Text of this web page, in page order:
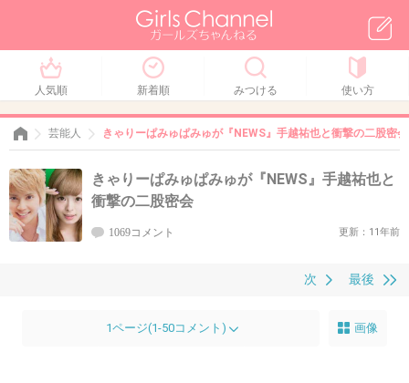
人気順 新着順 みつける 使い方
芸能人 きゃりーぱみゅぱみゅが『NEWS』手越祐也と衝撃の二股密会
きゃりーぱみゅぱみゅが『NEWS』手越祐也と
衝撃の二股密会
1069コメント 更新：11年前
最後
次
1ページ(1-50コメント) 画像